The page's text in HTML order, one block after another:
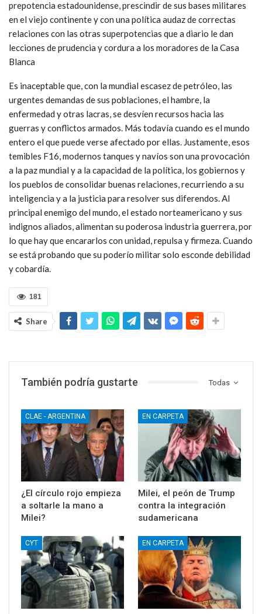
prepotencia estadounidense, prescindir de sus bases militares
en el viejo continente y con una política audaz de correctas
relaciones con las otras superpotencias que a diario le dan
lecciones de prudencia y cordura a los moradores de la Casa
Blanca
Es inaceptable que, con la mundial escasez de petróleo, las
urgentes demandas de sus poblaciones, el hambre, la
enfermedad y otras lacras, se desvíen recursos hacia las
guerras y conflictos armados. Más todavía cuando es el mundo
entero el que puede verse afectado por ellas. Justamente, esos
temibles F16, modernos tanques y navíos son una provocación
a la paz mundial y a la capacidad de la política, los gobiernos y
los pueblos de consolidar buenas relaciones, recurriendo a su
inteligencia y a la justicia para resolver sus diferendos. Al
principal enemigo del mundo, el estado norteamericano y sus
indignos aliados, alimentan su poderosa industria guerrera, por
lo que hay que encararlos con unidad, repulsa y firmeza. Cuando
se está probando que su poderío militar solo esconde debilidad
y cobardía.
181
Share
Todas
También podría gustarte
CLAE - ARGENTINA
¿El círculo rojo empieza
a soltarle la mano a
Milei?
EN CARPETA
Milei, el peón de Trump
contra la integración
sudamericana
CYT EN CARPETA